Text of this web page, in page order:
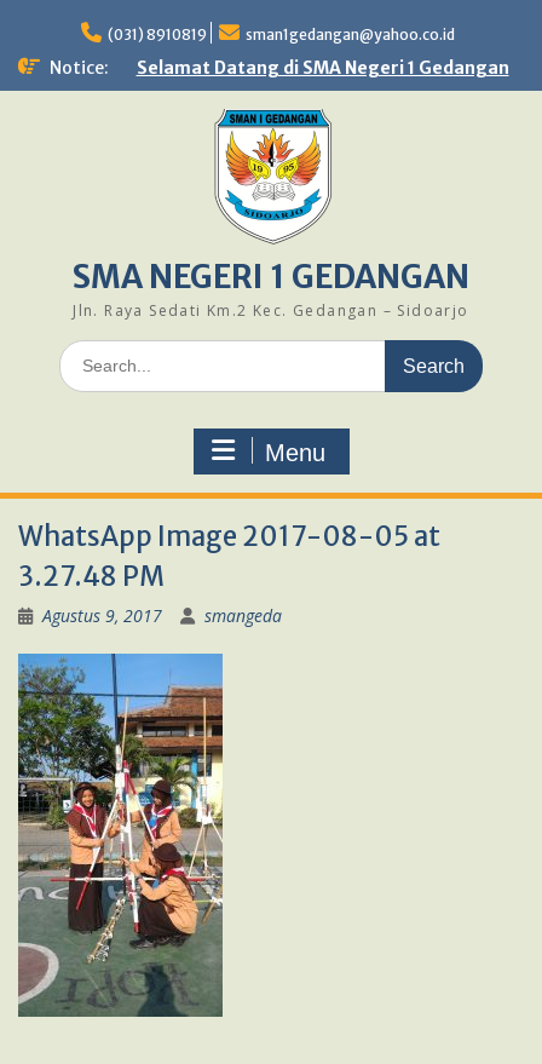
content
(031) 8910819 sman1gedangan@yahoo.co.id
Notice: Selamat Datang di SMA Negeri 1 Gedangan
SMA NEGERI 1 GEDANGAN
Jln. Raya Sedati Km.2 Kec. Gedangan – Sidoarjo
Search
for:
Menu
WhatsApp Image 2017-08-05 at
3.27.48 PM
Agustus 9, 2017 smangeda